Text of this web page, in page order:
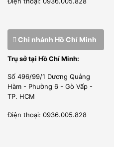
giải pháp tiết kiệm thời
chức năng và cung cấp
doanh
Thiết kế sáng tạo
Máy rửa bát Inoksan
Chi nhánh Hồ Chí Minh
Trụ sở tại Hồ Chí Minh:
Số 496/99/1 Dương Quảng
Hàm - Phường 6 - Gò Vấp -
TP. HCM
Điện thoại: 0936.005.828